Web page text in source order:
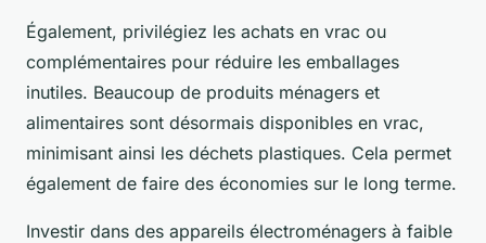
Également, privilégiez les achats en vrac ou
complémentaires pour réduire les emballages
inutiles. Beaucoup de produits ménagers et
alimentaires sont désormais disponibles en vrac,
minimisant ainsi les déchets plastiques. Cela permet
également de faire des économies sur le long terme.
Investir dans des appareils électroménagers à faible